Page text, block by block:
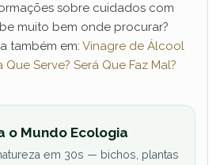
sobre cuidados com
muito bem onde procurar?
também em: Vinagre de Álcool
Serve? Será Que Faz Mal?
o Mundo Ecologia
em 30s — bichos, plantas